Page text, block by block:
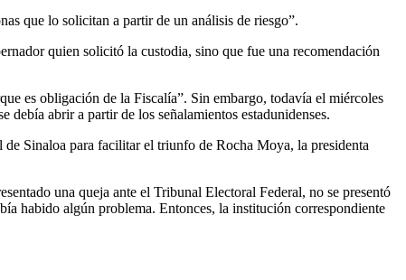
que lo solicitan a partir de un análisis de riesgo”.
quien solicitó la custodia, sino que fue una recomendación
es obligación de la Fiscalía”. Sin embargo, todavía el miércoles
abrir a partir de los señalamientos estadunidenses.
Sinaloa para facilitar el triunfo de Rocha Moya, la presidenta
una queja ante el Tribunal Electoral Federal, no se presentó
habido algún problema. Entonces, la institución correspondiente